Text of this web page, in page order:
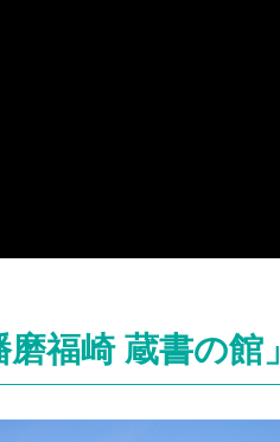
福崎 蔵書の館」